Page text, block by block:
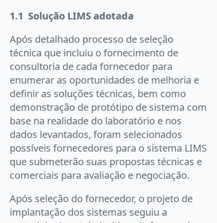
1.1 Solução LIMS adotada
Após detalhado processo de seleção
técnica que incluiu o fornecimento de
consultoria de cada fornecedor para
enumerar as oportunidades de melhoria e
definir as soluções técnicas, bem como
demonstração de protótipo de sistema com
base na realidade do laboratório e nos
dados levantados, foram selecionados
possíveis fornecedores para o sistema LIMS
que submeterão suas propostas técnicas e
comerciais para avaliação e negociação.
Após seleção do fornecedor, o projeto de
implantação dos sistemas seguiu a